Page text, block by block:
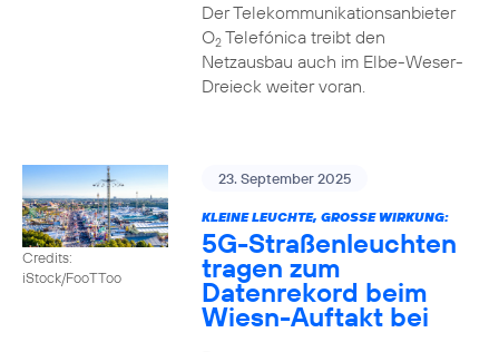
Der Telekommunikationsanbieter
O2Telefónica treibt den
Netzausbau auch im Elbe-Weser-
Dreieck weiter voran.
Credits:
iStock/FooTToo
23. September 2025
KLEINE LEUCHTE, GROSSE WIRKUNG:
5G-Straßenleuchten
tragen zum
Datenrekord beim
Wiesn-Auftakt bei